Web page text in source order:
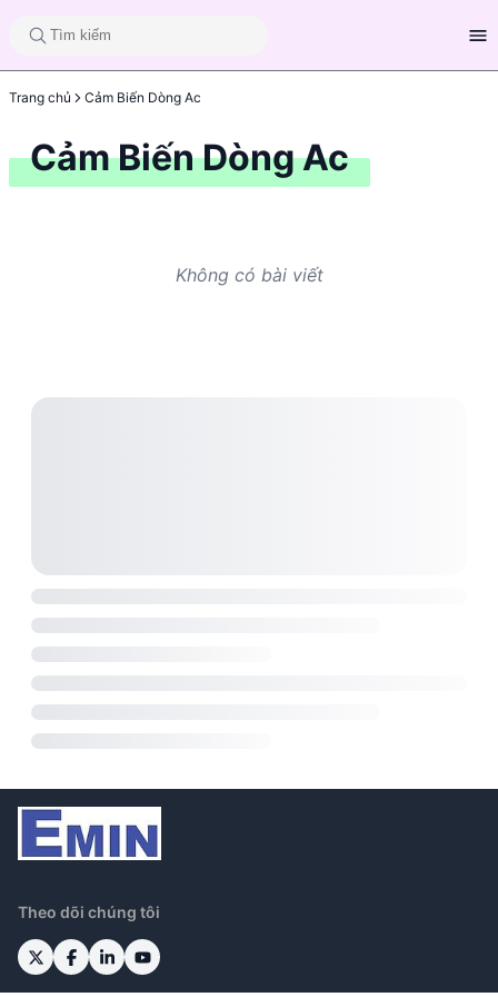
Trang chủ Cảm Biến Dòng Ac
Cảm Biến Dòng Ac
Không có bài viết
Theo dõi chúng tôi